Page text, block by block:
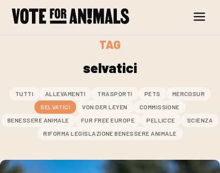
TAG
selvatici
TUTTI ALLEVAMENTI TRASPORTI PETS
MERCOSUR
SELVATICI
VON DER LEYEN
COMMISSIONE
BENESSERE ANIMALE
FUR FREE EUROPE PELLICCE
SCIENZA
RIFORMA LEGISLAZIONE BENESSERE ANIMALE